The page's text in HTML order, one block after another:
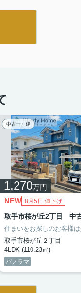
中古一戸建
1,270万円
NEW 8月5日 値下げ
取手市桜が丘2丁目 中
取手市桜が丘２丁目
4LDK (110.23㎡)
パノラマ